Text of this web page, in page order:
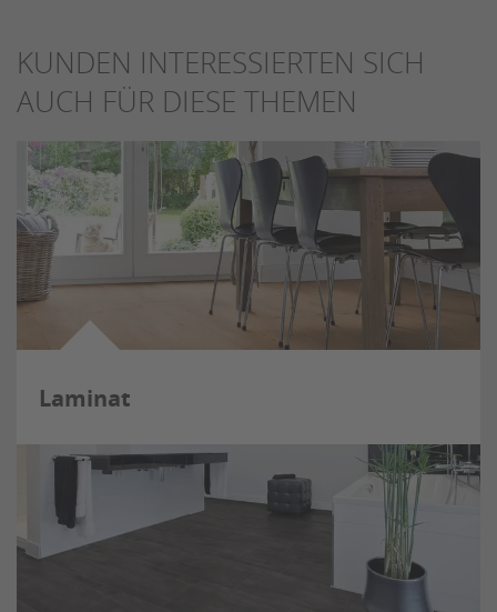
KUNDEN INTERESSIERTEN SICH
AUCH FÜR DIESE THEMEN
Laminat